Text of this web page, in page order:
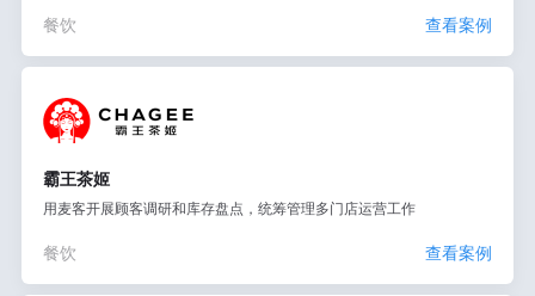
餐饮 查看案例
霸王茶姬
用麦客开展顾客调研和库存盘点，统筹管理多门店运营工作
餐饮 查看案例